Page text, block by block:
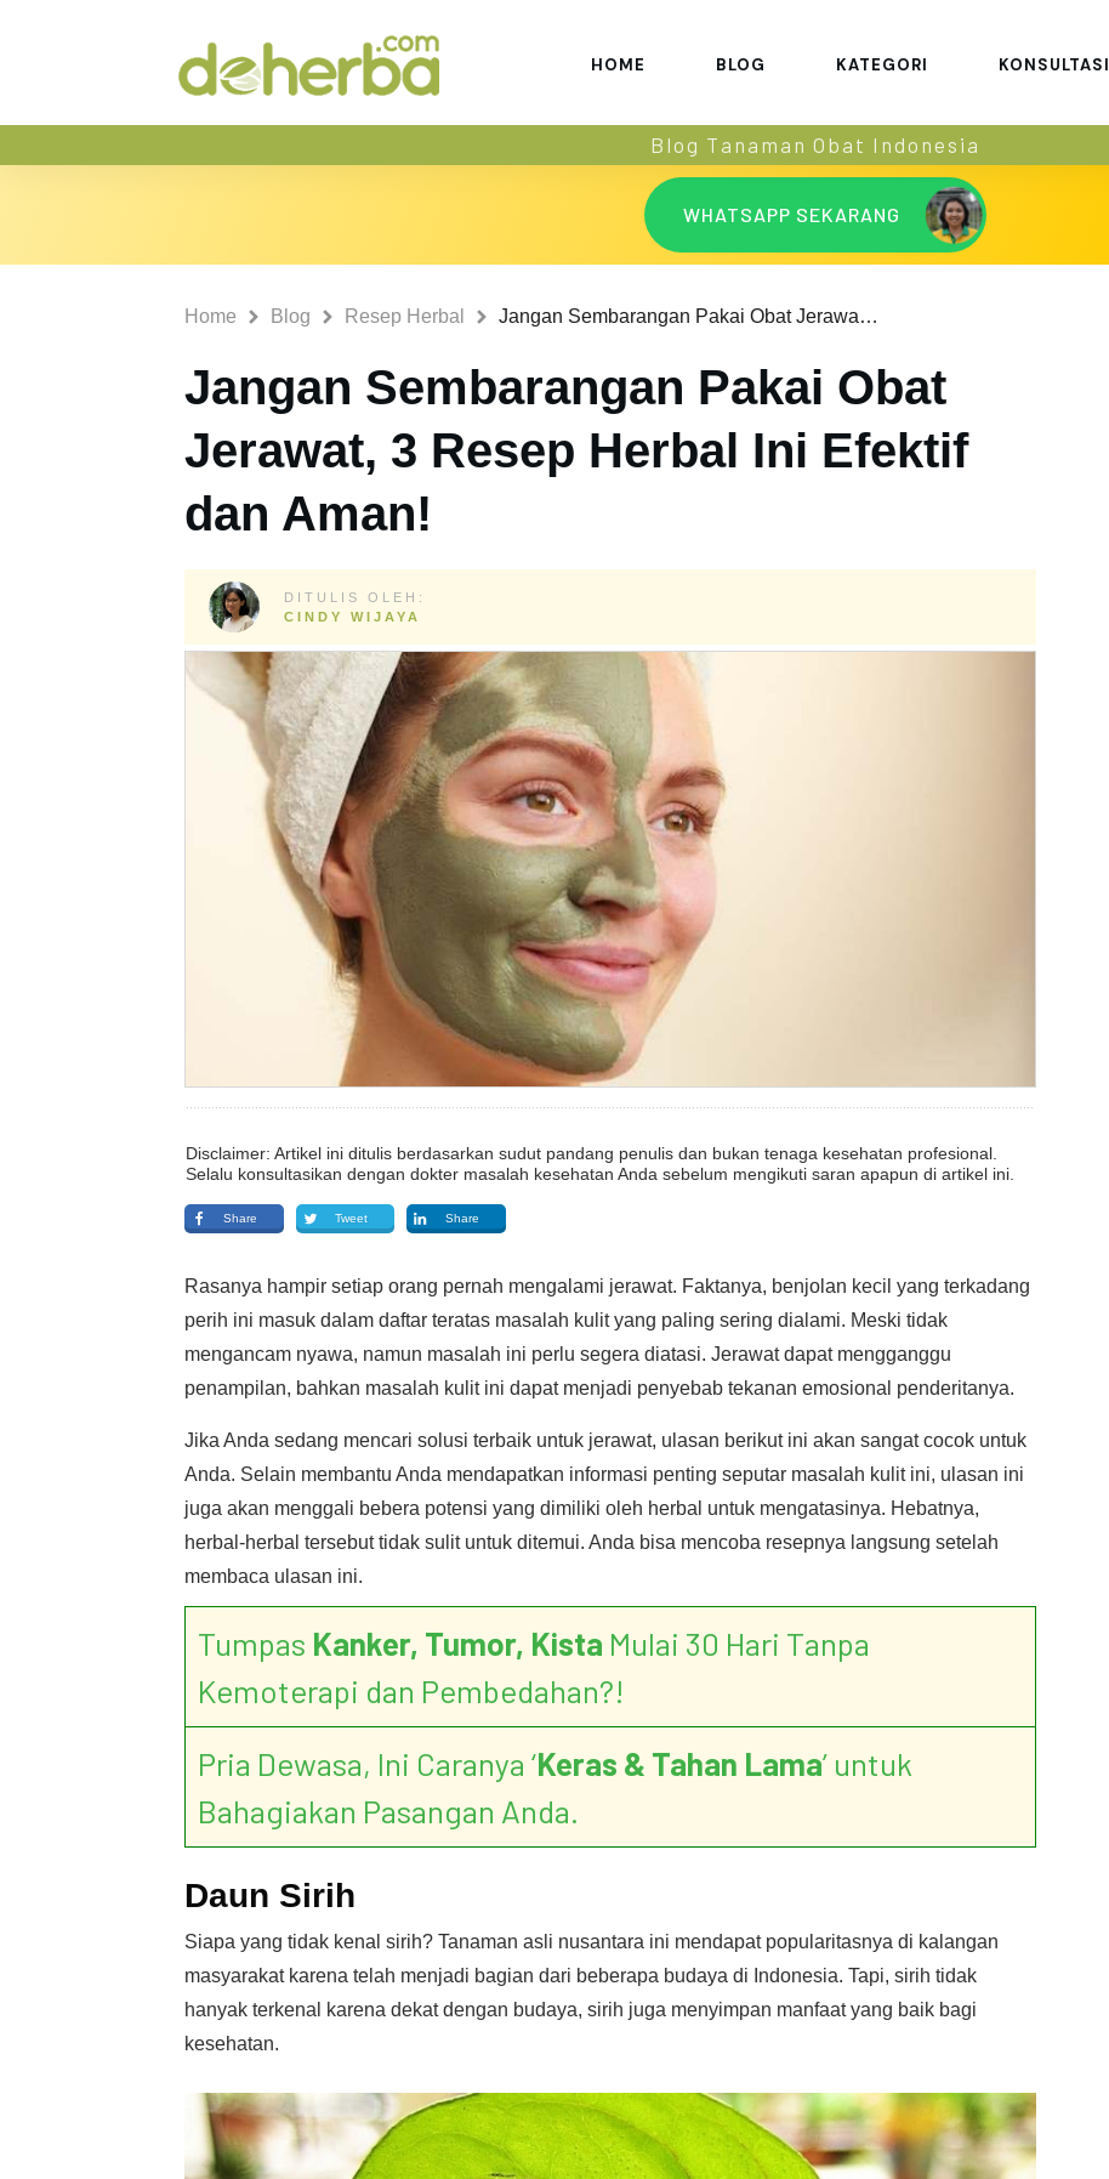
HOME BLOG KATEGORI KONSULTASI
Blog Tanaman Obat Indonesia
WHATSAPP SEKARANG
Home Blog Resep Herbal Jangan Sembarangan Pakai Obat Jerawat, 3 Resep Herbal Ini Efektif dan Aman!
Jangan Sembarangan Pakai Obat
Jerawat, 3 Resep Herbal Ini Efektif
dan Aman!
DITULIS OLEH:
CINDY WIJAYA
Disclaimer: Artikel ini ditulis berdasarkan sudut pandang penulis dan bukan tenaga kesehatan profesional.
Selalu konsultasikan dengan dokter masalah kesehatan Anda sebelum mengikuti saran apapun di artikel ini.
Share Tweet Share
Rasanya hampir setiap orang pernah mengalami jerawat. Faktanya, benjolan kecil yang terkadang
perih ini masuk dalam daftar teratas masalah kulit yang paling sering dialami. Meski tidak
mengancam nyawa, namun masalah ini perlu segera diatasi. Jerawat dapat mengganggu
penampilan, bahkan masalah kulit ini dapat menjadi penyebab tekanan emosional penderitanya.
Jika Anda sedang mencari solusi terbaik untuk jerawat, ulasan berikut ini akan sangat cocok untuk
Anda. Selain membantu Anda mendapatkan informasi penting seputar masalah kulit ini, ulasan ini
juga akan menggali bebera potensi yang dimiliki oleh herbal untuk mengatasinya. Hebatnya,
herbal-herbal tersebut tidak sulit untuk ditemui. Anda bisa mencoba resepnya langsung setelah
membaca ulasan ini.
Tumpas Kanker, Tumor, Kista Mulai 30 Hari Tanpa
Kemoterapi dan Pembedahan?!
Pria Dewasa, Ini Caranya ‘Keras & Tahan Lama’ untuk
Bahagiakan Pasangan Anda.
Daun Sirih
Siapa yang tidak kenal sirih? Tanaman asli nusantara ini mendapat popularitasnya di kalangan
masyarakat karena telah menjadi bagian dari beberapa budaya di Indonesia. Tapi, sirih tidak
hanyak terkenal karena dekat dengan budaya, sirih juga menyimpan manfaat yang baik bagi
kesehatan.